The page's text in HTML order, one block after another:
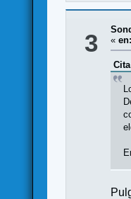
3
«en: